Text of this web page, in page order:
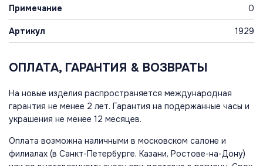
Примечание 0
Артикул 1929
ОПЛАТА, ГАРАНТИЯ & ВОЗВРАТЫ
На новые изделия распространяется международная
гарантия не менее 2 лет. Гарантия на подержанные часы и
украшения не менее 12 месяцев.
Оплата возможна наличными в московском салоне и
филиалах (в Санкт-Петербурге, Казани, Ростове-на-Дону)